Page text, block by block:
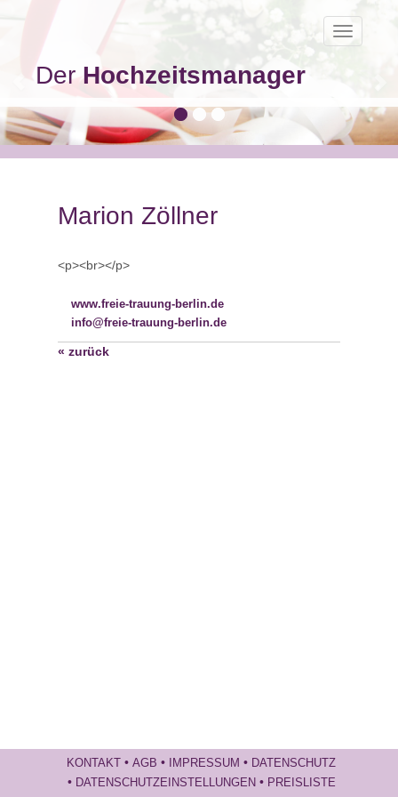
Toggle
DerHochzeitsmanager
Marion Zöllner
<p><br></p>
www.freie-trauung-berlin.de
info@freie-trauung-berlin.de
« zurück
KONTAKT • AGB • IMPRESSUM • DATENSCHUTZ
• DATENSCHUTZEINSTELLUNGEN • PREISLISTE